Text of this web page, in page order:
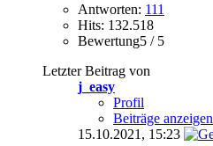
Antworten: 111
Hits: 132.518
Bewertung5 / 5
Letzter Beitrag von
j_easy
Profil
Beiträge anzeigen
15.10.2021, 15:23